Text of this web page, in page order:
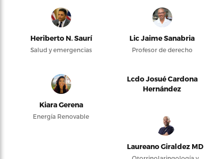
Heriberto N. Saurí
Salud y emergencias
Lic Jaime Sanabria
Profesor de derecho
Kiara Gerena
Energía Renovable
Lcdo Josué Cardona
Hernández
Laureano Giraldez MD